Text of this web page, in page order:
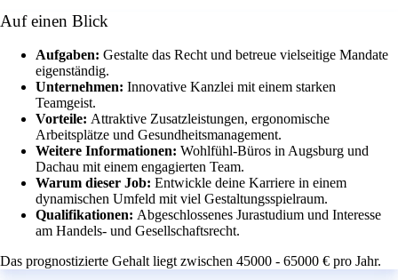
Auf einen Blick
Aufgaben: Gestalte das Recht und betreue vielseitige Mandate
eigenständig.
Unternehmen: Innovative Kanzlei mit einem starken
Teamgeist.
Vorteile: Attraktive Zusatzleistungen, ergonomische
Arbeitsplätze und Gesundheitsmanagement.
Weitere Informationen: Wohlfühl-Büros in Augsburg und
Dachau mit einem engagierten Team.
Warum dieser Job: Entwickle deine Karriere in einem
dynamischen Umfeld mit viel Gestaltungsspielraum.
Qualifikationen: Abgeschlossenes Jurastudium und Interesse
am Handels- und Gesellschaftsrecht.
Das prognostizierte Gehalt liegt zwischen 45000 - 65000 € pro Jahr.